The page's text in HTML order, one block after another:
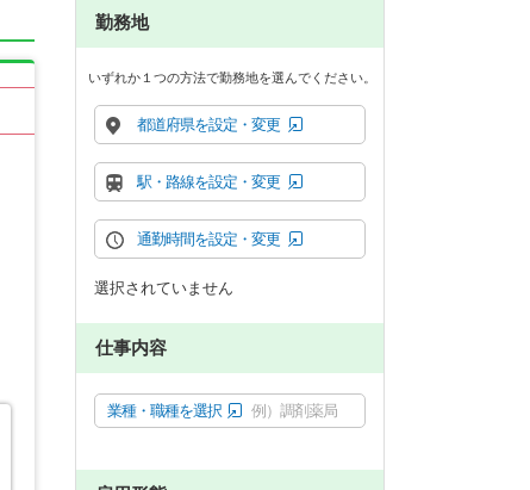
勤務地
いずれか１つの方法で勤務地を選んでください。
都道府県を設定・変更
駅・路線を設定・変更
通勤時間を設定・変更
選択されていません
仕事内容
業種・職種を選択 例）調剤薬局